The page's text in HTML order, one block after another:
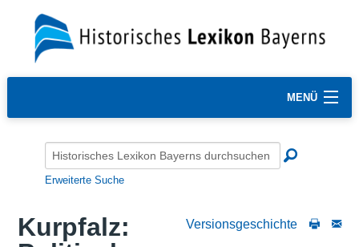
MENÜ
Erweiterte Suche
Versionsgeschichte
Kurpfalz: